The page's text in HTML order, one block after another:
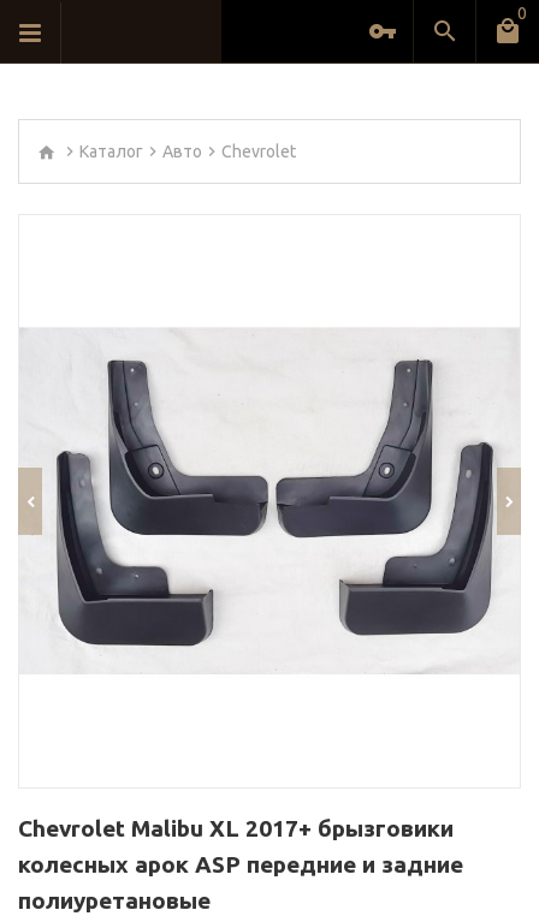
0
Каталог Авто Chevrolet
Chevrolet Malibu XL 2017+ брызговики
колесных арок ASP передние и задние
полиуретановые